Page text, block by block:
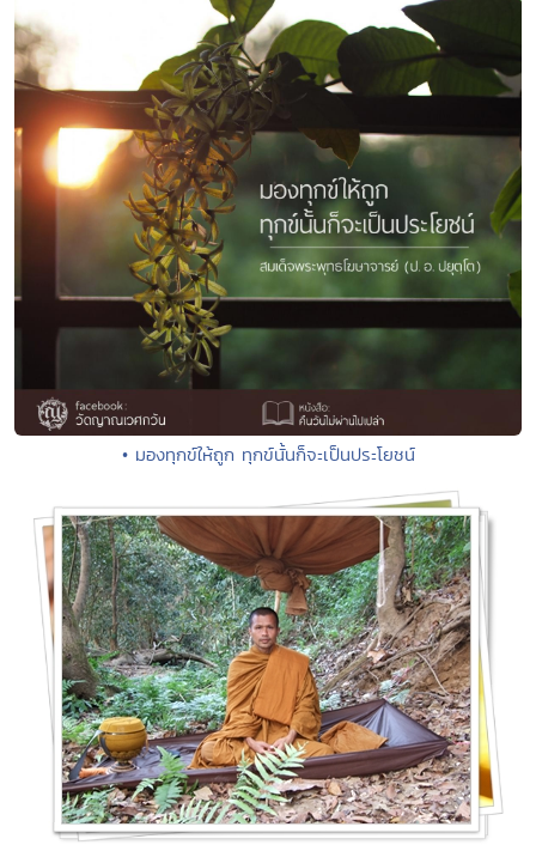
• มองทุกข์ให้ถูก ทุกข์นั้นก็จะเป็นประโยชน์